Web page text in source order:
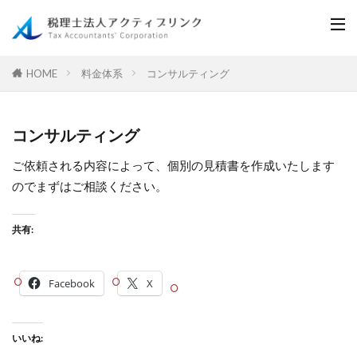
HOME 料金体系 コンサルティング
コンサルティング
ご依頼される内容によって、個別の見積書を作成いたします
のでまずはご相談ください。
共有:
Facebook X
いいね: